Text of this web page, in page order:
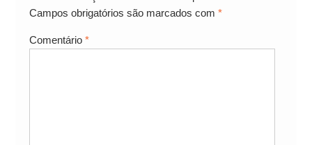
Campos obrigatórios são marcados com *
Comentário *